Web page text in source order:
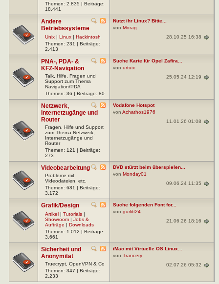
Themen: 2.835 | Beiträge:
18.441
Andere
Betriebssysteme
Unix | Linux | Hackintosh
Themen: 231 | Beiträge:
2.413
Nutzt ihr Linux? Bitte...
von Morag
28.10.25 16:38
PNA-, PDA- &
KFZ-Navigation
Talk, Hilfe, Fragen und
Support zum Thema
Navigation/PDA
Themen: 36 | Beiträge: 80
Suche Karte für Opel Zafira...
von urtuix
25.05.24 12:19
Netzwerk,
Internetzugänge und
Router
Fragen, Hilfe und Support
zum Thema Netzwerk,
Internetzugänge und
Router
Themen: 121 | Beiträge:
273
Vodafone Hotspot
von Achathos1976
11.01.26 01:08
Videobearbeitung
Probleme mit
Videodateien, etc.
Themen: 681 | Beiträge:
3.172
DVD stürzt beim überspielen...
von Monday01
09.06.24 11:35
Grafik/Design
Artikel | Tutorials |
Showroom | Jobs &
Aufträge | Downloads
Themen: 1.012 | Beiträge:
3.661
Suche folgenden Font for...
von gurlitt24
21.06.26 18:16
Sicherheit und
Anonymität
Truecrypt, OpenVPN & Co
Themen: 347 | Beiträge:
2.233
iMac mit Virtuelle OS Linux...
von Trancery
02.07.26 05:32